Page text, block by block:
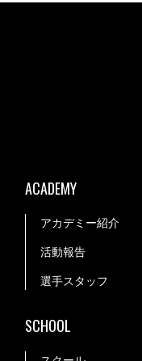
ACADEMY
アカデミー紹介
活動報告
選手スタッフ
SCHOOL